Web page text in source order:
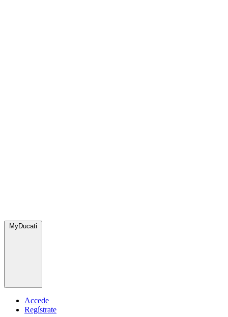
MyDucati
Accede
Regístrate